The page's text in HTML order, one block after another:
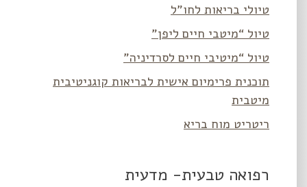
טיולי בריאות לחו”ל
טיול “מיטבי חיים ליפן”
טיול “מיטיבי חיים לסרדיניה”
תוכנית פרימיום אישית לבריאות קוגניטיבית
מיטבית
ריטריט מוח בריא
רפואה טבעית- מדעית